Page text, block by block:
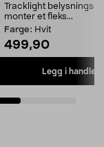
Tracklight
monter et fleks...
Farge: Hvit
499,90
Legg i